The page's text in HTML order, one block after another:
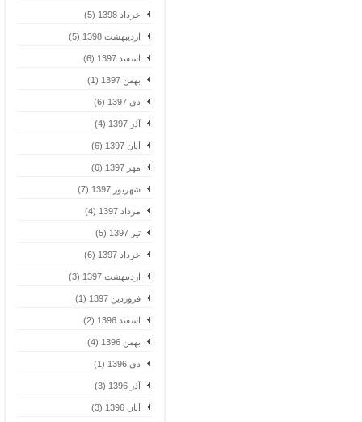
خرداد 1398 (5)
اردیبهشت 1398 (5)
اسفند 1397 (6)
بهمن 1397 (1)
دی 1397 (6)
آذر 1397 (4)
آبان 1397 (6)
مهر 1397 (6)
شهریور 1397 (7)
مرداد 1397 (4)
تیر 1397 (5)
خرداد 1397 (6)
اردیبهشت 1397 (3)
فروردین 1397 (1)
اسفند 1396 (2)
بهمن 1396 (4)
دی 1396 (1)
آذر 1396 (3)
آبان 1396 (3)